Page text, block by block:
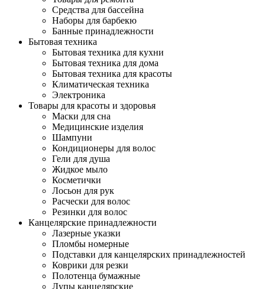
Средства для бассейна
Наборы для барбекю
Банные принадлежности
Бытовая техника
Бытовая техника для кухни
Бытовая техника для дома
Бытовая техника для красоты
Климатическая техника
Электроника
Товары для красоты и здоровья
Маски для сна
Медицинские изделия
Шампуни
Кондиционеры для волос
Гели для душа
Жидкое мыло
Косметички
Лосьон для рук
Расчески для волос
Резинки для волос
Канцелярские принадлежности
Лазерные указки
Пломбы номерные
Подставки для канцелярских принадлежностей
Коврики для резки
Полотенца бумажные
Лупы канцелярские